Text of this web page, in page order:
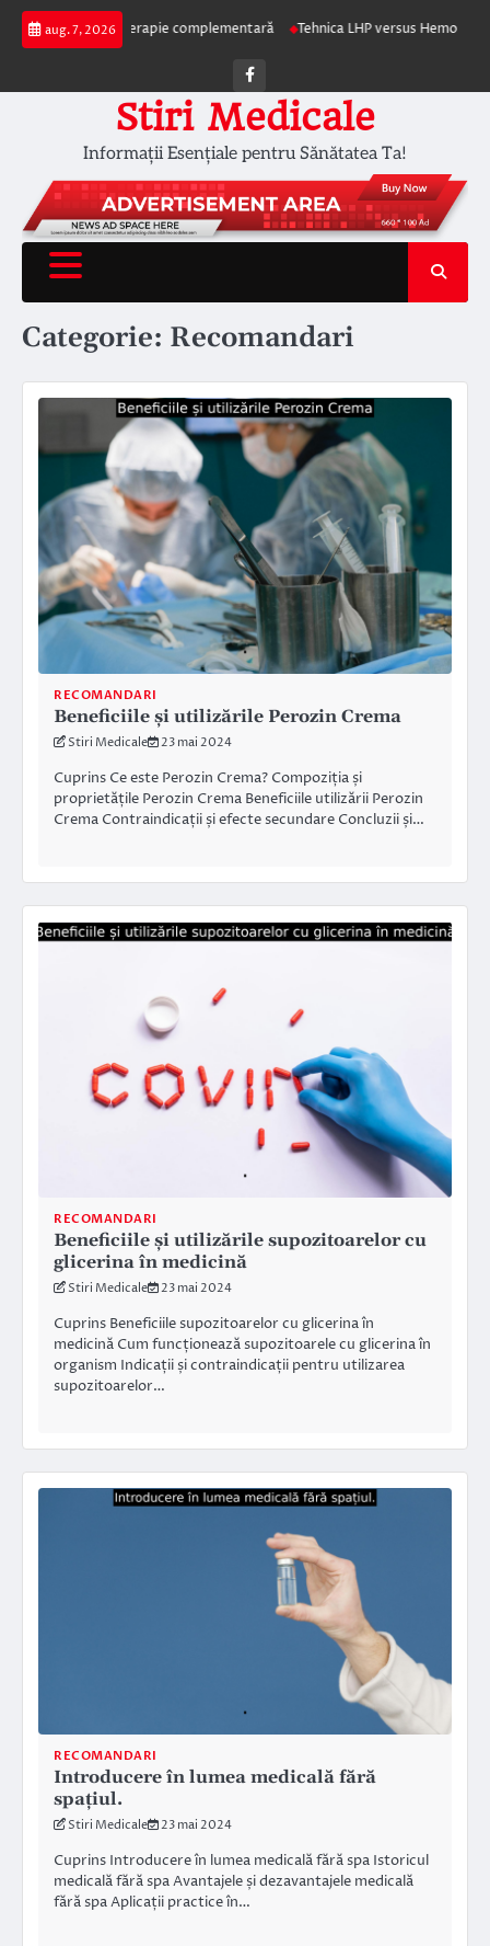
Skip
aug. 7, 2026
ca terapie complementară Tehnica LHP versus Hemoroidectomia
Facebook
Stiri Medicale
Informații Esențiale pentru Sănătatea Ta!
Categorie: Recomandari
RECOMANDARI
Beneficiile și utilizările Perozin Crema
Stiri Medicale 23 mai 2024
Cuprins Ce este Perozin Crema? Compoziția și
proprietățile Perozin Crema Beneficiile utilizării Perozin
Crema Contraindicații și efecte secundare Concluzii și…
RECOMANDARI
Beneficiile și utilizările supozitoarelor cu
glicerina în medicină
Stiri Medicale 23 mai 2024
Cuprins Beneficiile supozitoarelor cu glicerina în
medicină Cum funcționează supozitoarele cu glicerina în
organism Indicații și contraindicații pentru utilizarea
supozitoarelor…
RECOMANDARI
Introducere în lumea medicală fără
spațiul.
Stiri Medicale 23 mai 2024
Cuprins Introducere în lumea medicală fără spa Istoricul
medicală fără spa Avantajele și dezavantajele medicală
fără spa Aplicații practice în…